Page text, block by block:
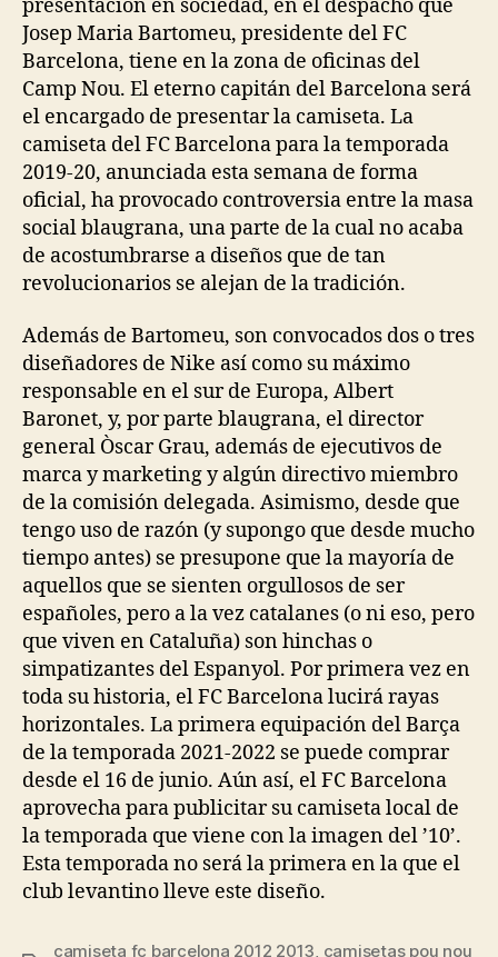
presentación en sociedad, en el despacho que
Josep Maria Bartomeu, presidente del FC
Barcelona, tiene en la zona de oficinas del
Camp Nou. El eterno capitán del Barcelona será
el encargado de presentar la camiseta. La
camiseta del FC Barcelona para la temporada
2019-20, anunciada esta semana de forma
oficial, ha provocado controversia entre la masa
social blaugrana, una parte de la cual no acaba
de acostumbrarse a diseños que de tan
revolucionarios se alejan de la tradición.
Además de Bartomeu, son convocados dos o tres
diseñadores de Nike así como su máximo
responsable en el sur de Europa, Albert
Baronet, y, por parte blaugrana, el director
general Òscar Grau, además de ejecutivos de
marca y marketing y algún directivo miembro
de la comisión delegada. Asimismo, desde que
tengo uso de razón (y supongo que desde mucho
tiempo antes) se presupone que la mayoría de
aquellos que se sienten orgullosos de ser
españoles, pero a la vez catalanes (o ni eso, pero
que viven en Cataluña) son hinchas o
simpatizantes del Espanyol. Por primera vez en
toda su historia, el FC Barcelona lucirá rayas
horizontales. La primera equipación del Barça
de la temporada 2021-2022 se puede comprar
desde el 16 de junio. Aún así, el FC Barcelona
aprovecha para publicitar su camiseta local de
la temporada que viene con la imagen del ’10’.
Esta temporada no será la primera en la que el
club levantino lleve este diseño.
camiseta fc barcelona 2012 2013, camisetas pou nou